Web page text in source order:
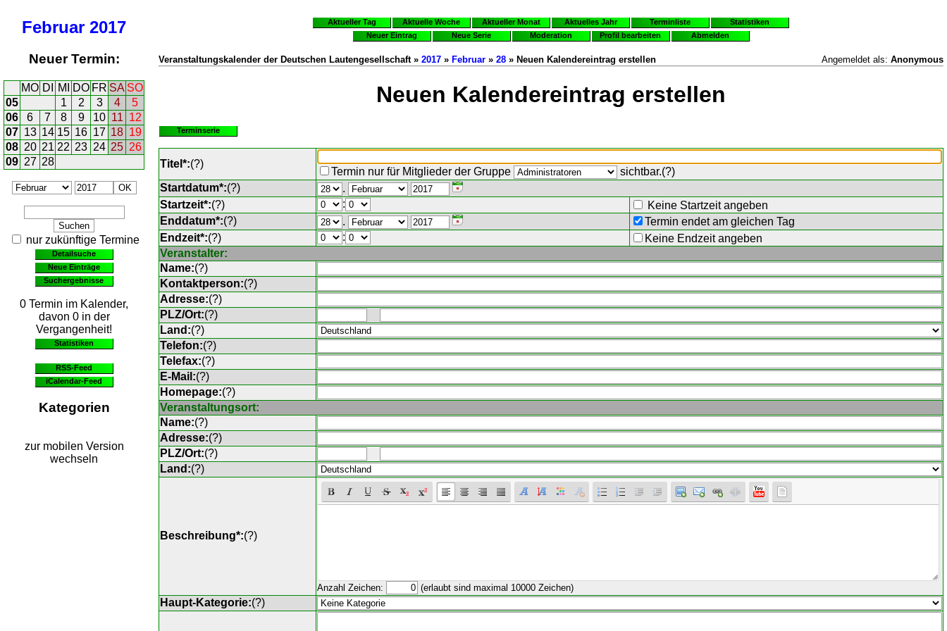
Februar 2017
Neuer Termin:
MO DI MI DO FR SA SO
05
1 2 3 4
5
06
6 7 8 9 10 11 12
07 13 14 15 16 17 18 19
08 20 21 22 23 24 25 26
09 27 28
nur zukünftige Termine
Detailsuche
Neue Einträge
Suchergebnisse
0 Termin im Kalender,
davon 0 in der
Vergangenheit!
Statistiken
RSS-Feed
iCalendar-Feed
Kategorien
zur mobilen Version
wechseln
Aktueller Tag Aktuelle Woche Aktueller Monat Aktuelles Jahr Terminliste
Statistiken
Neuer Eintrag
Neue Serie Moderation Profil bearbeiten Abmelden
Veranstaltungskalender der Deutschen Lautengesellschaft » 2017 » Februar » 28 » Neuen Kalendereintrag erstellen Angemeldet als: Anonymous
Neuen Kalendereintrag erstellen
Terminserie
Titel*:(?)
Termin nur für Mitglieder der Gruppe sichtbar.(?)
Startdatum*:(?)
.
Startzeit*:(?) :
Keine Startzeit angeben
Enddatum*:(?) .
Termin endet am gleichen Tag
Endzeit*:(?) :
Keine Endzeit angeben
Veranstalter:
Name:(?)
Kontaktperson:(?)
Adresse:(?)
PLZ/Ort:(?)
Land:(?)
Telefon:(?)
Telefax:(?)
E-Mail:(?)
Homepage:(?)
Veranstaltungsort:
Name:(?)
Adresse:(?)
PLZ/Ort:(?)
Land:(?)
Beschreibung*:(?)
Anzahl Zeichen: (erlaubt sind maximal 10000 Zeichen)
Haupt-Kategorie:(?)